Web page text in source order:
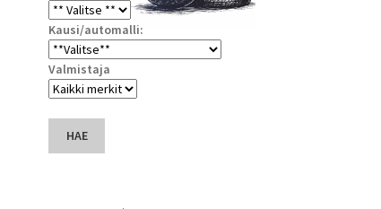
Kausi/automalli:
Valmistaja
HAE